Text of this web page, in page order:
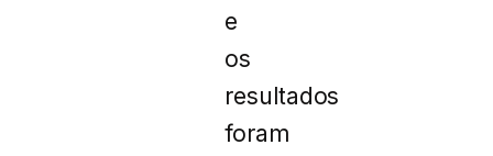
e
os
resultados
foram